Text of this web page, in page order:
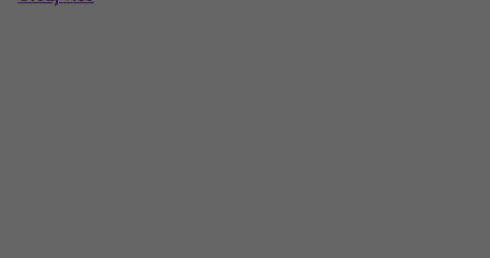
vrh SC verzije sve bez 60-ciklus hum. Pojedinačno podesivi